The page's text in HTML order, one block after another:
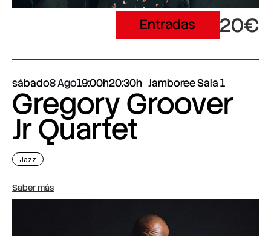
Entradas 20€
sábado8 Ago19:00h20:30h Jamboree Sala 1
Gregory Groover
Jr Quartet
Jazz
Saber más